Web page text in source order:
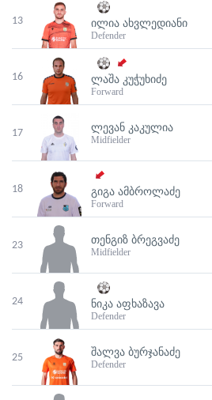
13 ᲘᲚᲘᲐ ᲐᲮᲕᲚᲔᲓᲘᲐᲜᲘ
Defender
16 ᲚᲐᲨᲐ ᲙᲣᲭᲣᲮᲘᲫᲔ
Forward
17 ᲚᲔᲕᲐᲜ ᲙᲐᲙᲣᲚᲘᲐ
Midfielder
18 ᲒᲘᲒᲐ ᲐᲛᲑᲠᲝᲚᲐᲫᲔ
Forward
23 ᲗᲔᲜᲒᲘᲖ ᲑᲠᲔᲒᲕᲐᲫᲔ
Midfielder
24 ᲜᲘᲙᲐ ᲐᲤᲮᲐᲖᲐᲕᲐ
Defender
25 ᲨᲐᲚᲕᲐ ᲑᲣᲠᲯᲐᲜᲐᲫᲔ
Defender